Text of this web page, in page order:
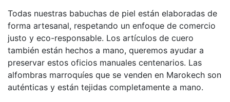
Todas nuestras babuchas de piel están elaboradas de
forma artesanal, respetando un enfoque de comercio
justo y eco-responsable. Los artículos de cuero
también están hechos a mano, queremos ayudar a
preservar estos oficios manuales centenarios. Las
alfombras marroquíes que se venden en Marokech son
auténticas y están tejidas completamente a mano.